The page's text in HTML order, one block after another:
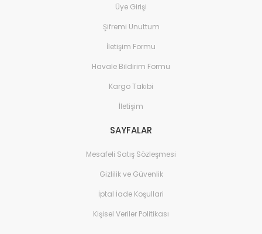
Üye Girişi
Şifremi Unuttum
İletişim Formu
Havale Bildirim Formu
Kargo Takibi
İletişim
SAYFALAR
Mesafeli Satış Sözleşmesi
Gizlilik ve Güvenlik
İptal İade Koşullari
Kişisel Veriler Politikası